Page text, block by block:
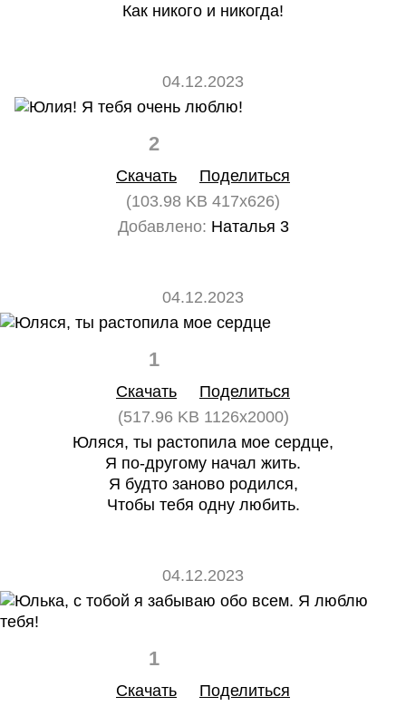
Как никого и никогда!
04.12.2023
2
Скачать
Поделиться
(103.98 KB 417x626)
Добавлено: Наталья 3
04.12.2023
1
Скачать
Поделиться
(517.96 KB 1126x2000)
Юляся, ты растопила мое сердце,
Я по-другому начал жить.
Я будто заново родился,
Чтобы тебя одну любить.
04.12.2023
1
Скачать
Поделиться